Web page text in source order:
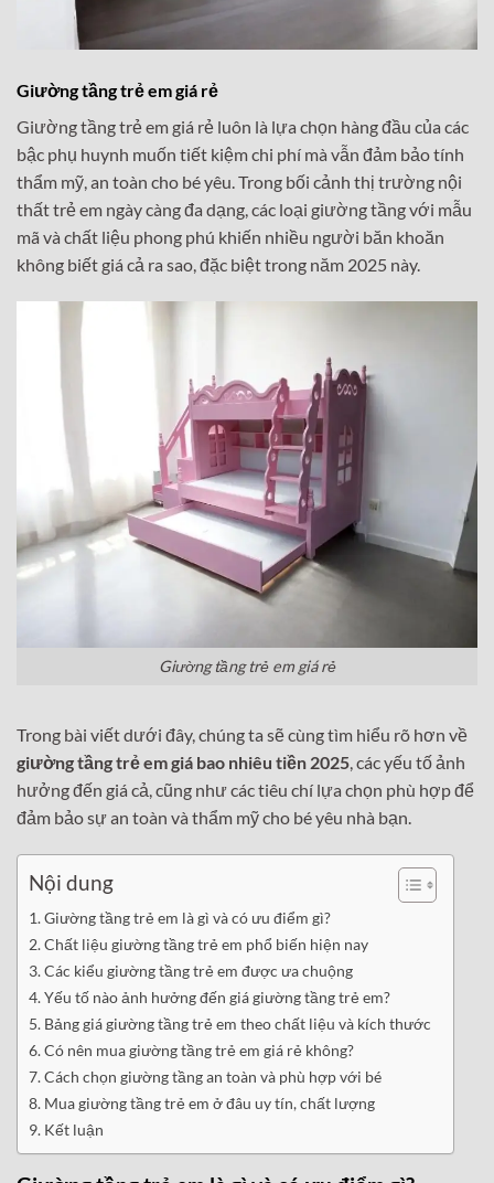
Giường tầng trẻ em giá rẻ
Giường tầng trẻ em giá rẻ luôn là lựa chọn hàng đầu của các
bậc phụ huynh muốn tiết kiệm chi phí mà vẫn đảm bảo tính
thẩm mỹ, an toàn cho bé yêu. Trong bối cảnh thị trường nội
thất trẻ em ngày càng đa dạng, các loại giường tầng với mẫu
mã và chất liệu phong phú khiến nhiều người băn khoăn
không biết giá cả ra sao, đặc biệt trong năm 2025 này.
Giường tầng trẻ em giá rẻ
Trong bài viết dưới đây, chúng ta sẽ cùng tìm hiểu rõ hơn về
giường tầng trẻ em giá bao nhiêu tiền 2025, các yếu tố ảnh
hưởng đến giá cả, cũng như các tiêu chí lựa chọn phù hợp để
đảm bảo sự an toàn và thẩm mỹ cho bé yêu nhà bạn.
Nội dung
Giường tầng trẻ em là gì và có ưu điểm gì?
Chất liệu giường tầng trẻ em phổ biến hiện nay
Các kiểu giường tầng trẻ em được ưa chuộng
Yếu tố nào ảnh hưởng đến giá giường tầng trẻ em?
Bảng giá giường tầng trẻ em theo chất liệu và kích thước
Có nên mua giường tầng trẻ em giá rẻ không?
Cách chọn giường tầng an toàn và phù hợp với bé
Mua giường tầng trẻ em ở đâu uy tín, chất lượng
Kết luận